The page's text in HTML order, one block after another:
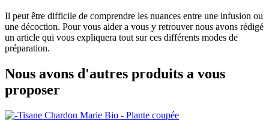
Il peut être difficile de comprendre les nuances entre une infusion ou
une décoction. Pour vous aider a vous y retrouver nous avons rédigé
un article qui vous expliquera tout sur ces différents modes de
préparation.
Nous avons d'autres produits a vous
proposer